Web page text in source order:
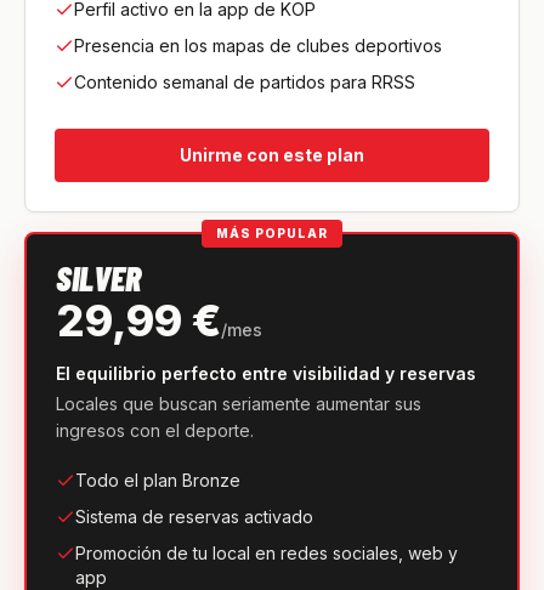
Perfil activo en la app de KOP
Presencia en los mapas de clubes deportivos
Contenido semanal de partidos para RRSS
Unirme con este plan
MÁS POPULAR
SILVER
29,99 €/mes
El equilibrio perfecto entre visibilidad y reservas
Locales que buscan seriamente aumentar sus
ingresos con el deporte.
Todo el plan Bronze
Sistema de reservas activado
Promoción de tu local en redes sociales, web y
app